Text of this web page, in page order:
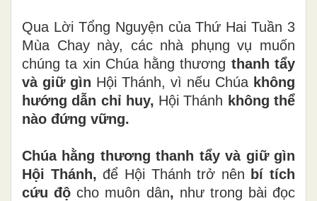
Qua Lời Tổng Nguyện của Thứ Hai Tuần 3
Mùa Chay này, các nhà phụng vụ muốn
chúng ta xin Chúa hằng thương thanh tẩy
và giữ gìn Hội Thánh, vì nếu Chúa không
hướng dẫn chỉ huy, Hội Thánh không thể
nào đứng vững.
Chúa hằng thương thanh tẩy và giữ gìn
Hội Thánh, để Hội Thánh trở nên bí tích
cứu độ cho muôn dân, như trong bài đọc